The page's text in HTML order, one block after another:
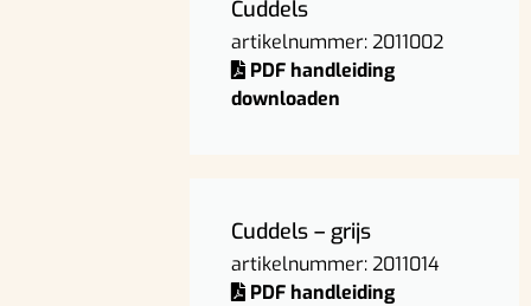
Cuddels
artikelnummer: 2011002
PDF handleiding
downloaden
Cuddels – grijs
artikelnummer: 2011014
PDF handleiding